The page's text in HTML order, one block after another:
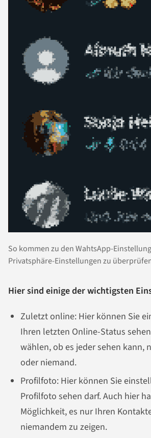
So kommen zu den WahtsApp-
Privatsphäre-Einstellungen zu
Hier sind einige der wichtigsten
Zuletzt online: Hier können Sie
Ihren letzten Online-Status
wählen, ob es jeder sehen kann,
oder niemand.
Profilfoto: Hier können Sie
Profilfoto sehen darf. Auch hier
Möglichkeit, es nur Ihren
niemandem zu zeigen.